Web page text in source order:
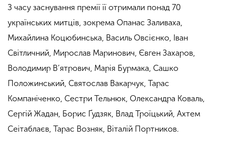
З часу заснування премії її отримали понад 70
українських митців, зокрема Опанас Заливаха,
Михайлина Коцюбинська, Василь Овсієнко, Іван
Світличний, Мирослав Маринович, Євген Захаров,
Володимир В’ятрович, Марія Бурмака, Сашко
Положинський, Святослав Вакарчук, Тарас
Компаніченко, Сестри Тельнюк, Олександра Коваль,
Сергій Жадан, Борис Ґудзяк, Влад Троїцький, Ахтем
Сеітаблаєв, Тарас Возняк, Віталій Портников.